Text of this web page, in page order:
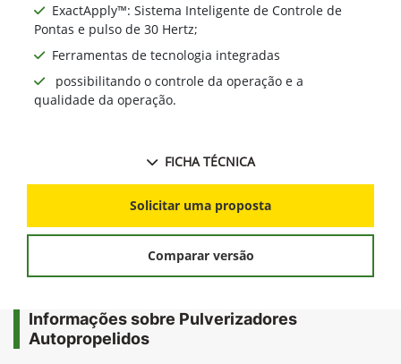
ExactApply™: Sistema Inteligente de Controle de
Pontas e pulso de 30 Hertz;
Ferramentas de tecnologia integradas
possibilitando o controle da operação e a
qualidade da operação.
FICHA TÉCNICA
Solicitar uma proposta
Comparar versão
Informações sobre Pulverizadores
Autopropelidos